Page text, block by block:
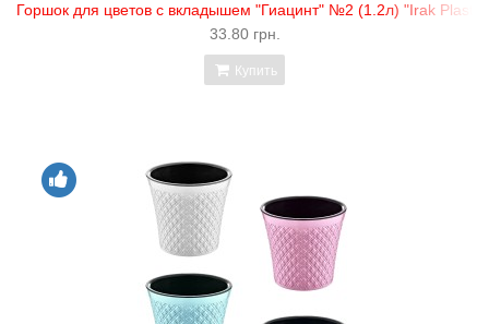
Горшок для цветов с вкладышем "Гиацинт" №2 (1.2л) "Irak Plastik"
33.80 грн.
Купить